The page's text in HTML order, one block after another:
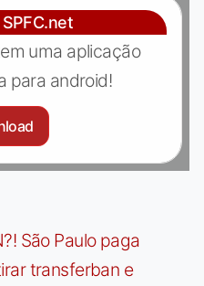
uma aplicação
para android!
São Paulo paga
transferban e